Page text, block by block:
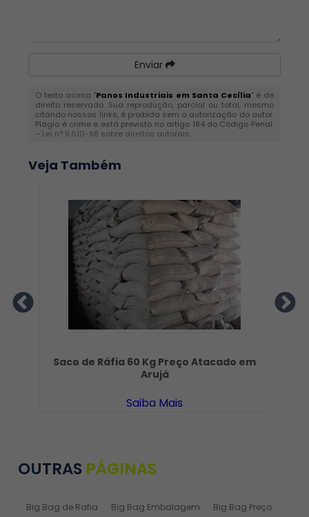
Enviar
O texto acima "Panos Industriais em Santa Cecília" é de
direito reservado. Sua reprodução, parcial ou total, mesmo
citando nossos links, é proibida sem a autorização do autor.
Plágio é crime e está previsto no artigo 184 do Código Penal.
– Lei n° 9.610-98 sobre direitos autorais.
Veja Também
Saco de Ráfia 60 Kg Preço Atacado em
Arujá
Saiba Mais
OUTRAS PÁGINAS
Big Bag de Rafia Big Bag Embalagem
Big Bag Preço